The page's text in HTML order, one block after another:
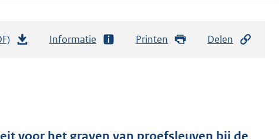
d
Informatie Printen Delen